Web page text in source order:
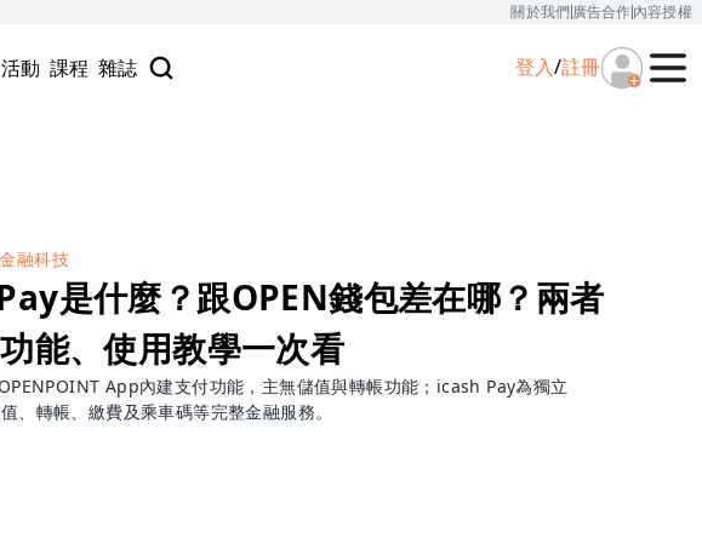
關於我們廣告合作內容授權
活動 課程 雜誌 登入/註冊
金融科技
是什麼？跟OPEN錢包差在哪？兩者
能、使用教學一次看
App內建支付功能，主無儲值與轉帳功能；icash Pay為獨立
、轉帳、繳費及乘車碼等完整金融服務。